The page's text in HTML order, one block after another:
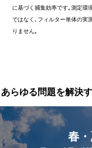
に基づく捕集効率です｡測定環
ではなく､フィルター単体の実
りません｡
あらゆる問題を解決
春